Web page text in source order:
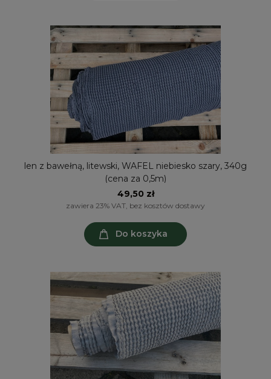
len z bawełną, litewski, WAFEL niebiesko szary, 340g
(cena za 0,5m)
49,50 zł
zawiera 23% VAT, bez kosztów dostawy
Do koszyka